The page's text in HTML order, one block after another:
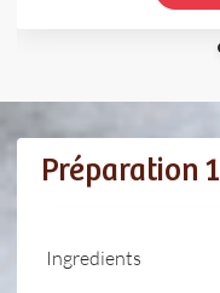
Préparation 1
Ingredients